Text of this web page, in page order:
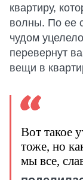
квартиру,
волны. По ее
чудом
перевернут
вещи в
Вот такое
тоже, но
мы все,